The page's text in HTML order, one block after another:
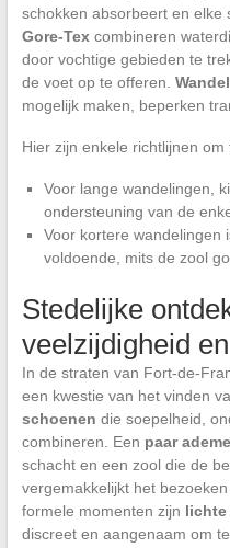
schokken absorbeert en elke
Gore-Texcombineren
door vochtige gebieden te
de voet op te offeren.
mogelijk maken, beperken
Hier zijn enkele richtlijnen
Voor lange wandelingen,
ondersteuning van de
Voor kortere wandelingen
voldoende, mits de zool
Stedelijke
veelzijdigheid
In de straten van Fort-de-
een kwestie van het vinden
schoenen die soepelheid,
combineren. Een paar
schacht en een zool die de
vergemakkelijkt het
formele momenten zijn lichte
discreet en aangenaam om te